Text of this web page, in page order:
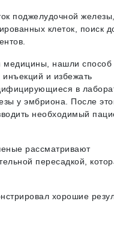
поджелудочной
клеток, поиск
медицины, нашли способ
и избежать
в
у эмбриона. После
необходимый
рассматривают
пересадкой,
хорошие